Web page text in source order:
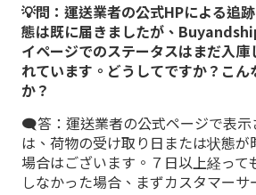
💡問：運送業者の公式HPによる追
態は既に届きましたが、
イページでのステータスはまだ入
れています。どうしてですか？こん
か？
🗨️答：運送業者の公式ページで表示
は、荷物の受け取り日または状態が
場合はございます。７日以上経って
しなかった場合、まずカスタマー